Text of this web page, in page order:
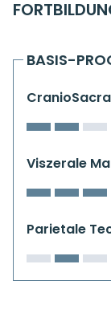
BASIS-
Viszerale
Parietale
Postgraduate-
Human Reset
Kursorte mit